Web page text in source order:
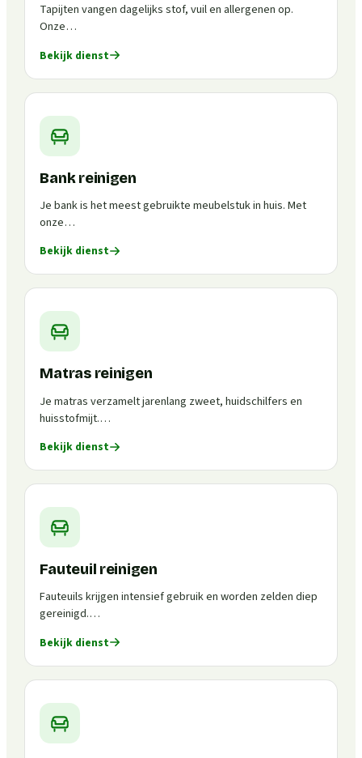
Tapijten vangen dagelijks stof, vuil en allergenen op.
Onze…
Bekijk dienst
Bank reinigen
Je bank is het meest gebruikte meubelstuk in huis. Met
onze…
Bekijk dienst
Matras reinigen
Je matras verzamelt jarenlang zweet, huidschilfers en
huisstofmijt.…
Bekijk dienst
Fauteuil reinigen
Fauteuils krijgen intensief gebruik en worden zelden diep
gereinigd.…
Bekijk dienst